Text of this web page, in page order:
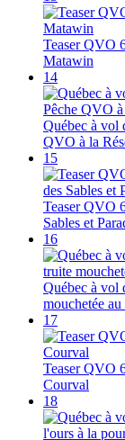
Teaser QVO
Matawin
14
Québec à vol
QVO à la
15
Teaser QVO
Sables et
16
Québec à vol
mouchetée
17
Teaser QVO
Courval
18